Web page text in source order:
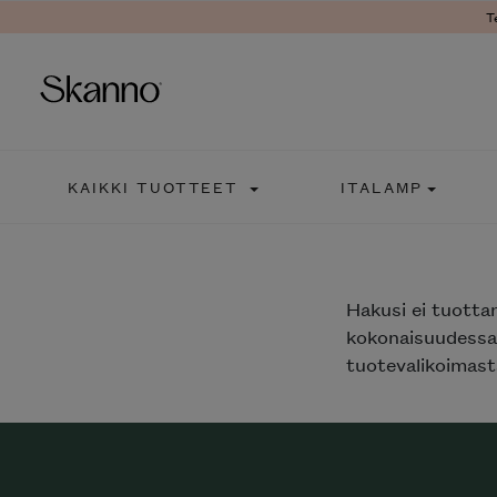
KAIKKI TUOTTEET ITALAMP
Hakusi ei